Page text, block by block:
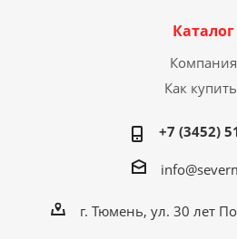
Каталог
Компания
Как
+7 (3452)
г. Тюмень, ул. 30 лет